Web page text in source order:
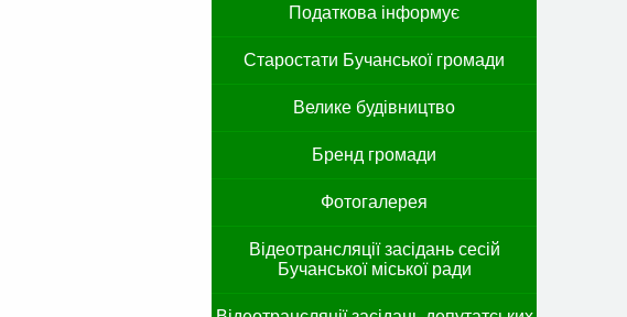
Податкова інформує
Старостати Бучанської громади
Велике будівництво
Бренд громади
Фотогалерея
Відеотрансляції засідань сесій
Бучанської міської ради